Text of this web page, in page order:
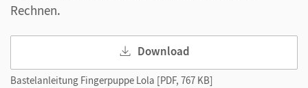
Rechnen.
Download
Bastelanleitung Fingerpuppe Lola [PDF, 767 KB]